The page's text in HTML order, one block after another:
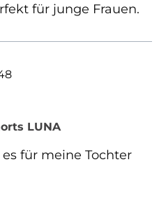
für junge Frauen.
Sternen
LUNA
für meine Tochter